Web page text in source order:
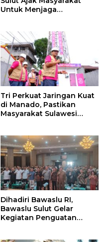
Untuk Menjaga
Tri Perkuat Jaringan Kuat
di Manado, Pastikan
Masyarakat Sulawesi
Digital Terbaik
Dihadiri Bawaslu RI,
Bawaslu Sulut Gelar
Kegiatan Penguatan